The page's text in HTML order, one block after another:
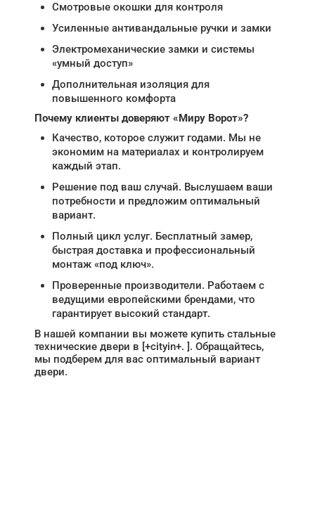
Смотровые окошки для контроля
Усиленные антивандальные ручки и замки
Электромеханические замки и системы
«умный доступ»
Дополнительная изоляция для
повышенного комфорта
Почему клиенты доверяют «Миру Ворот»?
Качество, которое служит годами. Мы не
экономим на материалах и контролируем
каждый этап.
Решение под ваш случай. Выслушаем ваши
потребности и предложим оптимальный
вариант.
Полный цикл услуг. Бесплатный замер,
быстрая доставка и профессиональный
монтаж «под ключ».
Проверенные производители. Работаем с
ведущими европейскими брендами, что
гарантирует высокий стандарт.
В нашей компании вы можете купить стальные
технические двери в [+cityin+. ]. Обращайтесь,
мы подберем для вас оптимальный вариант
двери.